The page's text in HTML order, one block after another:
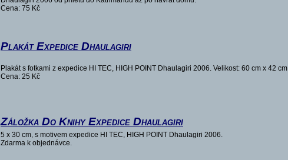
Cena: 75 Kč
Plakát Expedice Dhaulagiri
Plakát s fotkami z expedice HI TEC, HIGH POINT Dhaulagiri 2006. Velikost: 60 cm x 42 cm
Cena: 25 Kč
Záložka Do Knihy Expedice Dhaulagiri
5 x 30 cm, s motivem expedice HI TEC, HIGH POINT Dhaulagiri 2006.
Zdarma k objednávce.